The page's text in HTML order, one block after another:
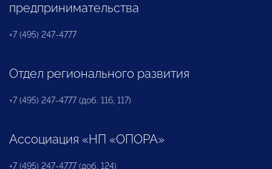
предпринимательства
+7 (495) 247-4777
Отдел регионального развития
+7 (495) 247-4777 (доб. 116, 117)
Ассоциация «НП «ОПОРА»
+7 (495) 247-4777 (доб. 124)